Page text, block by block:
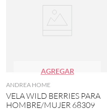
AGREGAR
ANDREA HOME
VELA WILD BERRIES PARA
HOMBRE/MUJER 68309